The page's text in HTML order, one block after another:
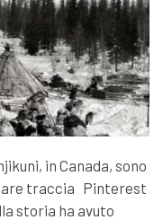
in Canada, sono
traccia Pinterest
storia ha avuto